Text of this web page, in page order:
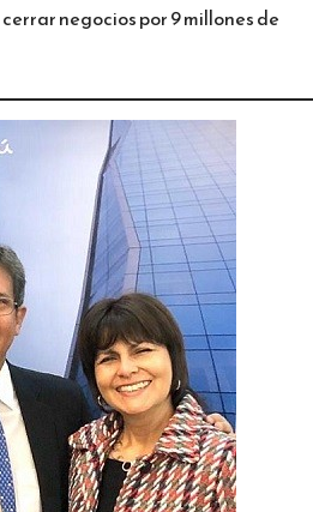
negocios por 9 millones de